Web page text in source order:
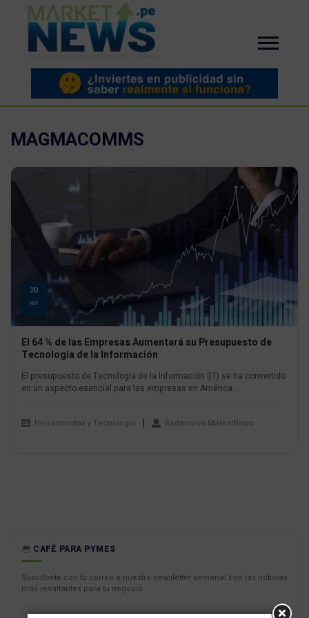
MAGMACOMMS
20
NOV
El 64 % de las Empresas Aumentará su Presupuesto de
Tecnología de la Información
El presupuesto de Tecnología de la Información (IT) se ha convertido
en un aspecto esencial para las empresas en América...
Herramientas y Tecnología Redaccion MarketNews
CAFÉ PARA PYMES
Suscríbete con tu correo a nuestro newsletter semanal con las noticias
más resaltantes para tu negocio.